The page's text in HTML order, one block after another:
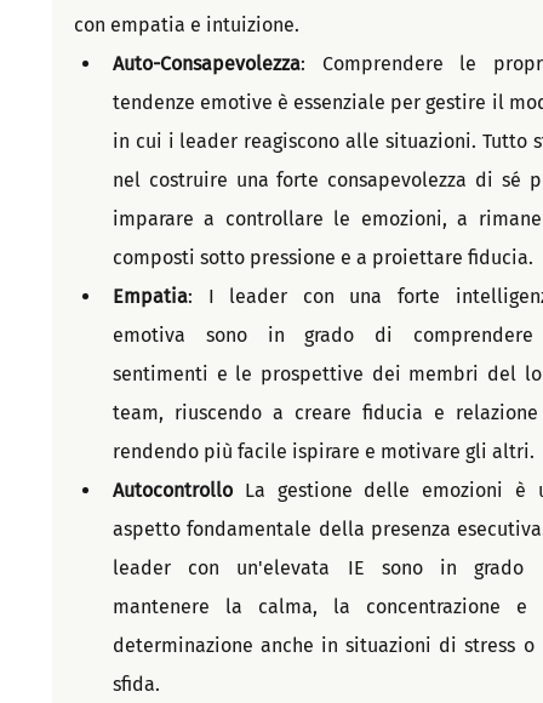
con empatia e intuizione.
Auto-Consapevolezza: Comprendere le
tendenze emotive è essenziale per gestire il
in cui i leader reagiscono alle situazioni. Tutto
nel costruire una forte consapevolezza di sé
imparare a controllare le emozioni, a
composti sotto pressione e a proiettare fiducia.
Empatia: I leader con una forte
emotiva sono in grado di
sentimenti e le prospettive dei membri del
team, riuscendo a creare fiducia e
rendendo più facile ispirare e motivare gli altri.
Autocontrollo La gestione delle emozioni è
aspetto fondamentale della presenza
leader con un'elevata IE sono in grado
mantenere la calma, la concentrazione e
determinazione anche in situazioni di stress o
sfida.